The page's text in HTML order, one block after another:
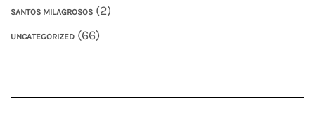
SANTOS MILAGROSOS (2)
UNCATEGORIZED (66)